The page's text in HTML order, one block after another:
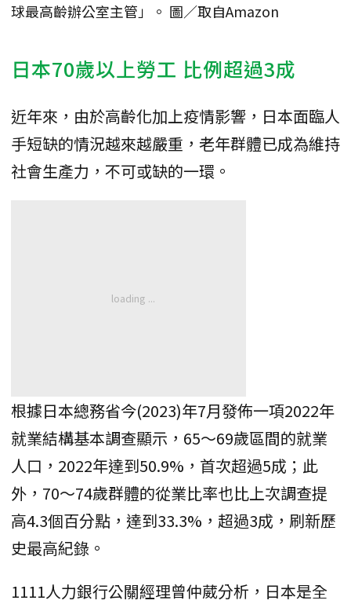
球最高齡辦公室主管」。 圖／取自Amazon
日本70歲以上勞工 比例超過3成
近年來，由於高齡化加上疫情影響，日本面臨人
手短缺的情況越來越嚴重，老年群體已成為維持
社會生產力，不可或缺的一環。
根據日本總務省今(2023)年7月發佈一項2022年
就業結構基本調查顯示，65～69歲區間的就業
人口，2022年達到50.9%，首次超過5成；此
外，70～74歲群體的從業比率也比上次調查提
高4.3個百分點，達到33.3%，超過3成，刷新歷
史最高紀錄。
1111人力銀行公關經理曾仲葳分析，日本是全